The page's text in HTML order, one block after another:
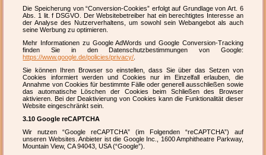
Die Speicherung von “Conversion-Cookies” erfolgt auf Grundlage von Art. 6
Abs. 1 lit. f DSGVO. Der Websitebetreiber hat ein berechtigtes Interesse an
der Analyse des Nutzerverhaltens, um sowohl sein Webangebot als auch
seine Werbung zu optimieren.
Mehr Informationen zu Google AdWords und Google Conversion-Tracking
finden Sie in den Datenschutzbestimmungen von Google:
https://www.google.de/policies/privacy/
Sie können Ihren Browser so einstellen, dass Sie über das Setzen von
Cookies informiert werden und Cookies nur im Einzelfall erlauben, die
Annahme von Cookies für bestimmte Fälle oder generell ausschließen sowie
das automatische Löschen der Cookies beim Schließen des Browser
aktivieren. Bei der Deaktivierung von Cookies kann die Funktionalität dieser
Website eingeschränkt sein.
3.10 Google reCAPTCHA
Wir nutzen “Google reCAPTCHA” (im Folgenden “reCAPTCHA”) auf
unseren Websites. Anbieter ist die Google Inc., 1600 Amphitheatre Parkway,
Mountain View, CA 94043, USA (“Google”).